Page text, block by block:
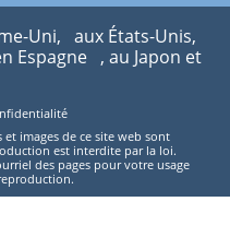
Uni, aux États-Unis,
Espagne , au Japon et
images de ce site web sont
est interdite par la loi.
des pages pour votre usage